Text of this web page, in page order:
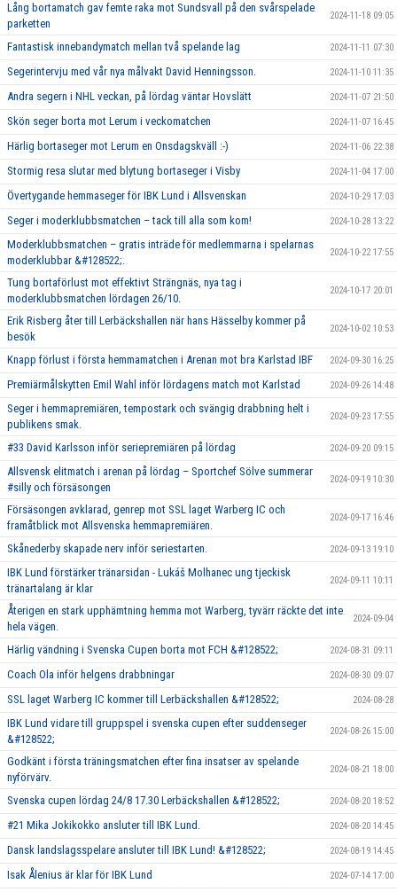
Lång bortamatch gav femte raka mot Sundsvall på den svårspelade
parketten
2024-11-18 09:05
Fantastisk innebandymatch mellan två spelande lag 2024-11-11 07:30
Segerintervju med vår nya målvakt David Henningsson. 2024-11-10 11:35
Andra segern i NHL veckan, på lördag väntar Hovslätt 2024-11-07 21:50
Skön seger borta mot Lerum i veckomatchen 2024-11-07 16:45
Härlig bortaseger mot Lerum en Onsdagskväll :-) 2024-11-06 22:38
Stormig resa slutar med blytung bortaseger i Visby 2024-11-04 17:00
Övertygande hemmaseger för IBK Lund i Allsvenskan 2024-10-29 17:03
Seger i moderklubbsmatchen – tack till alla som kom! 2024-10-28 13:22
Moderklubbsmatchen – gratis inträde för medlemmarna i spelarnas
moderklubbar &#128522;.
2024-10-22 17:55
Tung bortaförlust mot effektivt Strängnäs, nya tag i
moderklubbsmatchen lördagen 26/10.
2024-10-17 20:01
Erik Risberg åter till Lerbäckshallen när hans Hässelby kommer på
besök
2024-10-02 10:53
Knapp förlust i första hemmamatchen i Arenan mot bra Karlstad IBF 2024-09-30 16:25
Premiärmålskytten Emil Wahl inför lördagens match mot Karlstad 2024-09-26 14:48
Seger i hemmapremiären, tempostark och svängig drabbning helt i
publikens smak.
2024-09-23 17:55
#33 David Karlsson inför seriepremiären på lördag 2024-09-20 09:15
Allsvensk elitmatch i arenan på lördag – Sportchef Sölve summerar
#silly och försäsongen
2024-09-19 10:30
Försäsongen avklarad, genrep mot SSL laget Warberg IC och
framåtblick mot Allsvenska hemmapremiären.
2024-09-17 16:46
Skånederby skapade nerv inför seriestarten. 2024-09-13 19:10
IBK Lund förstärker tränarsidan - Lukáš Molhanec ung tjeckisk
tränartalang är klar
2024-09-11 10:11
Återigen en stark upphämtning hemma mot Warberg, tyvärr räckte det inte
hela vägen.
2024-09-04
Härlig vändning i Svenska Cupen borta mot FCH &#128522; 2024-08-31 09:11
Coach Ola inför helgens drabbningar 2024-08-30 09:07
SSL laget Warberg IC kommer till Lerbäckshallen &#128522; 2024-08-28
IBK Lund vidare till gruppspel i svenska cupen efter suddenseger
&#128522;
2024-08-26 15:00
Godkänt i första träningsmatchen efter fina insatser av spelande
nyförvärv.
2024-08-21 18:00
Svenska cupen lördag 24/8 17.30 Lerbäckshallen &#128522; 2024-08-20 18:52
#21 Mika Jokikokko ansluter till IBK Lund. 2024-08-20 14:45
Dansk landslagsspelare ansluter till IBK Lund! &#128522; 2024-08-19 14:45
Isak Ålenius är klar för IBK Lund 2024-07-14 17:00